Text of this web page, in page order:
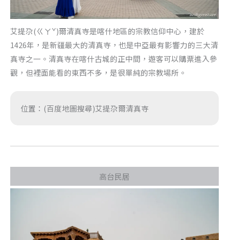
艾提尕(ㄍㄚˇ)爾清真寺是喀什地區的宗教信仰中心，建於
1426年，是新疆最大的清真寺，也是中亞最有影響力的三大清
真寺之一。清真寺在喀什古城的正中間，遊客可以購票進入參
觀，但裡面能看的東西不多，是很單純的宗教場所。
位置：(百度地圖搜尋)艾提尕爾清真寺
高台民居